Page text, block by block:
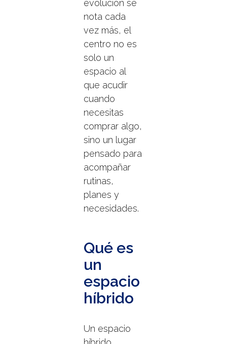
evolución se
nota cada
vez más, el
centro no es
solo un
espacio al
que acudir
cuando
necesitas
comprar algo,
sino un lugar
pensado para
acompañar
rutinas,
planes y
necesidades.
Qué es
un
espacio
híbrido
Un espacio